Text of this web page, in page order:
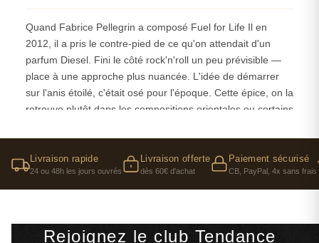
Quand Fabrice Pellegrin a composé Fuel for Life Il en
2012, il a pris le contre-pied de ce qu'on attendait d'un
parfum Diesel. Fini le côté rock'n'roll un peu prévisible —
place à une approche plus nuancée. L'idée de démarrer
sur l'anis étoilé, c'était osé pour l'époque. Cette épice, on la
retrouve plutôt dans les compositions orientales ou certains
grand public.
Le parfumeur a construit sa pyramide comme un
finir sur cette base vétiver-héliotrope qui murmure plus
Livraison rapide
24 ou 48h les jours ouvrés
Livraison offerte
dès 60€ d'achat
Paiement sécurisé
CB, PayPal, 4x sans frais
Rejoignez le club Tendance